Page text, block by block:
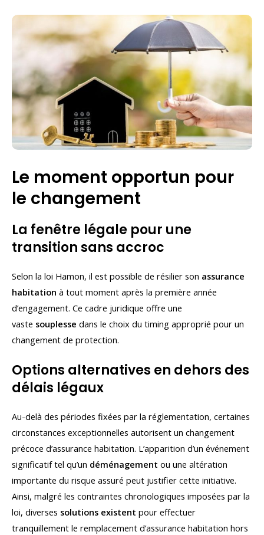
Le moment opportun pour
le changement
La fenêtre légale pour une
transition sans accroc
Selon la loi Hamon, il est possible de résilier son assurance
habitation à tout moment après la première année
d’engagement. Ce cadre juridique offre une
vaste souplesse dans le choix du timing approprié pour un
changement de protection.
Options alternatives en dehors des
délais légaux
Au-delà des périodes fixées par la réglementation, certaines
circonstances exceptionnelles autorisent un changement
précoce d’assurance habitation. L’apparition d’un événement
significatif tel qu’un déménagement ou une altération
importante du risque assuré peut justifier cette initiative.
Ainsi, malgré les contraintes chronologiques imposées par la
loi, diverses solutions existent pour effectuer
tranquillement le remplacement d’assurance habitation hors